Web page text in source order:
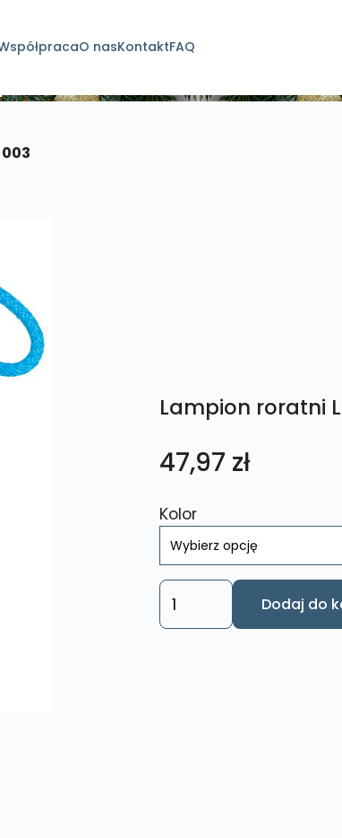
O nasKontaktFAQ
Lampion roratni
47,97 zł
Kolor
ilość
Lampion
Dodaj do